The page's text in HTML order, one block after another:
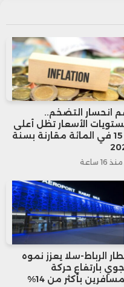
يأتي في ظل
الحمضيات في
الإنتاج، وتداعيات
تأثير حملات
الأوروبية، وهو
تنافسية
لمجموعة “يديعوت
كوجهة
انحسار التضخم..
الأسعار تظل أعلى
بـ 15 في المائة مقارنة بسنة
منذ 16 ساعة
الرباط-سلا يعزز نموه
بارتفاع حركة
بأكثر من 14%